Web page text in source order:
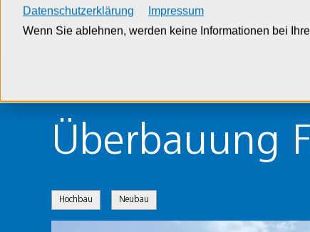
Datenschutzerklärung
Impressum
Wenn Sie ablehnen, werden keine Informationen bei
Überbauung
Hochbau Neubau